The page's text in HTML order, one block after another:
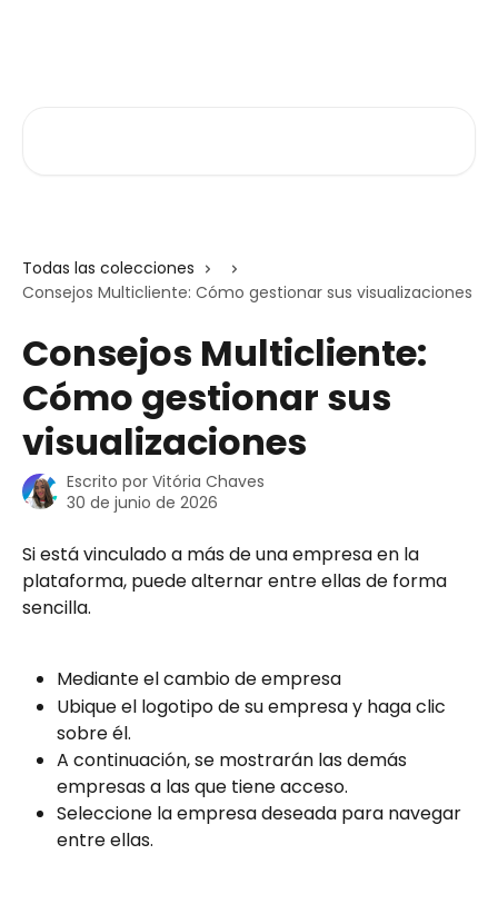
Todas las colecciones
Consejos Multicliente: Cómo gestionar sus visualizaciones
Consejos Multicliente:
Cómo gestionar sus
visualizaciones
Escrito por Vitória Chaves
30 de junio de 2026
Si está vinculado a más de una empresa en la
plataforma, puede alternar entre ellas de forma
sencilla.
Mediante el cambio de empresa
Ubique el logotipo de su empresa y haga clic
sobre él.
A continuación, se mostrarán las demás
empresas a las que tiene acceso.
Seleccione la empresa deseada para navegar
entre ellas.